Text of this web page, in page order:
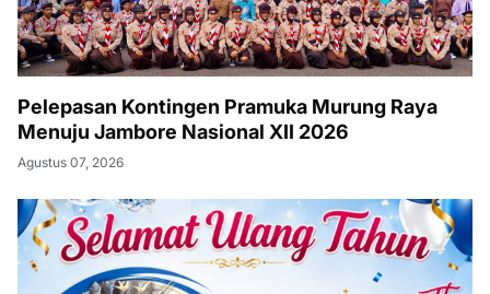
Pelepasan Kontingen Pramuka Murung Raya
Menuju Jambore Nasional XII 2026
Agustus 07, 2026